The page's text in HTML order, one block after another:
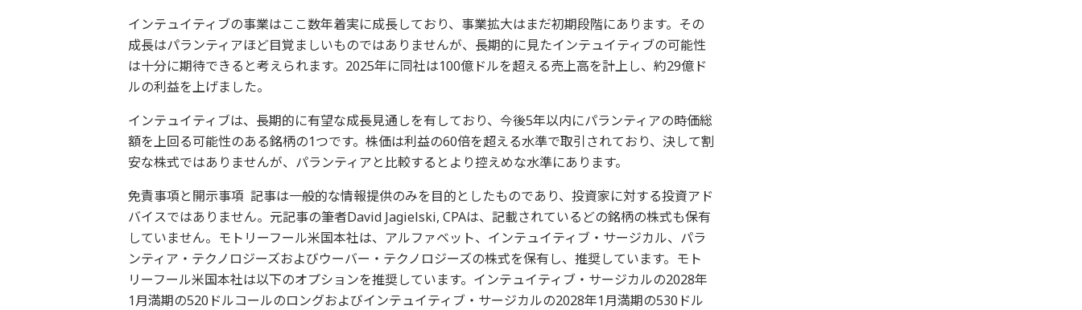
インテュイティブの事業はここ数年着実に成長しており、事業拡大はまだ初期段階にあります。その
成長はパランティアほど目覚ましいものではありませんが、長期的に見たインテュイティブの可能性
は十分に期待できると考えられます。2025年に同社は100億ドルを超える売上高を計上し、約29億ド
ルの利益を上げました。
インテュイティブは、長期的に有望な成長見通しを有しており、今後5年以内にパランティアの時価総
額を上回る可能性のある銘柄の1つです。株価は利益の60倍を超える水準で取引されており、決して割
安な株式ではありませんが、パランティアと比較するとより控えめな水準にあります。
免責事項と開示事項 記事は一般的な情報提供のみを目的としたものであり、投資家に対する投資アド
バイスではありません。元記事の筆者David Jagielski, CPAは、記載されているどの銘柄の株式も保有
していません。モトリーフール米国本社は、アルファベット、インテュイティブ・サージカル、パラ
ンティア・テクノロジーズおよびウーバー・テクノロジーズの株式を保有し、推奨しています。モト
リーフール米国本社は以下のオプションを推奨しています。インテュイティブ・サージカルの2028年
1月満期の520ドルコールのロングおよびインテュイティブ・サージカルの2028年1月満期の530ドル